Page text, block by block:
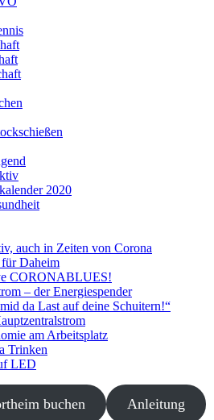
2020
auch in Zeiten von Corona
Daheim
CORONABLUES!
– der Energiespender
da Last auf deine Schuitern!“
am Arbeitsplatz
Trinken
LED
buchen Anleitung